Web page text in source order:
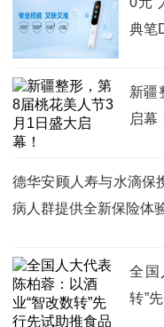
典笔
新疆
启幕
德华安顾人寿与水滴保
病人群提供全新保险体
全国
转”